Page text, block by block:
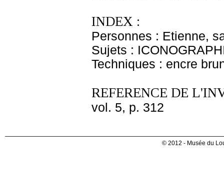
INDEX :
Personnes : Etienne,
Sujets :
Techniques : encre
REFERENCE DE
vol. 5, p. 312
© 2012 - Musée du